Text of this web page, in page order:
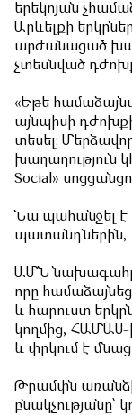
երեկոյան
Արևելքի
արժանացած
չտեսնված
«Եթե
այնպիսի
տեսել։
խաղաղություն
Social»
Նա պահանջել է
պատանդներին,
ԱՄՆ նախագահը
որը
և հարուստ
կողմից, ՀԱՄԱՍ-
և փրկում է
Թրամփն
բնակչությանը՝